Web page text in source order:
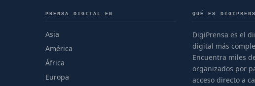
PRENSA DIGITAL EN
Asia
América
África
Europa
QUÉ ES
DigiPrensa es el
digital más
Encuentra miles
organizados por
acceso directo a